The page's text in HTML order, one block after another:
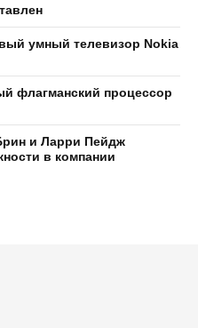
умный телевизор Nokia
флагманский процессор
и Ларри Пейдж
в компании